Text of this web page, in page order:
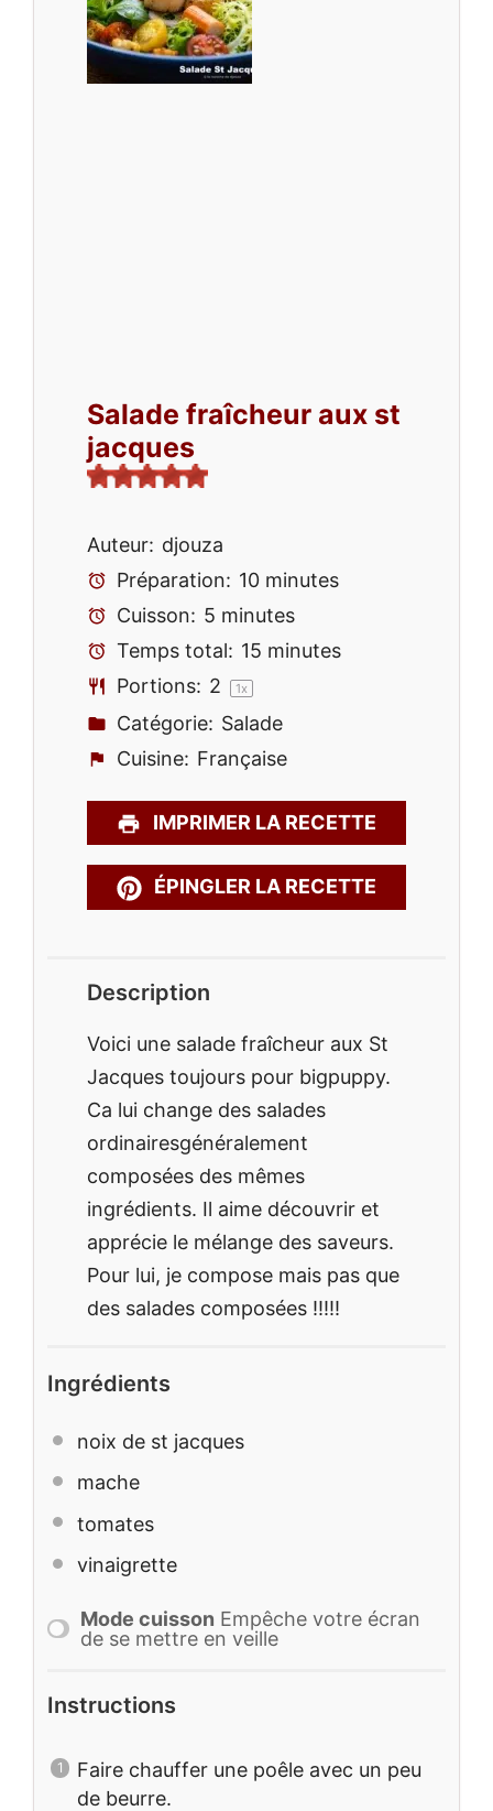
Salade fraîcheur aux st
jacques
Auteur: djouza
Préparation: 10 minutes
Cuisson: 5 minutes
Temps total: 15 minutes
Portions: 2 1x
Catégorie: Salade
Cuisine: Française
IMPRIMER LA RECETTE
ÉPINGLER LA RECETTE
Description
Voici une salade fraîcheur aux St
Jacques toujours pour bigpuppy.
Ca lui change des salades
ordinairesgénéralement
composées des mêmes
ingrédients. Il aime découvrir et
apprécie le mélange des saveurs.
Pour lui, je compose mais pas que
des salades composées !!!!!
Ingrédients
noix de st jacques
mache
tomates
vinaigrette
Mode cuisson Empêche votre écran
de se mettre en veille
Instructions
Faire chauffer une poêle avec un peu
de beurre.